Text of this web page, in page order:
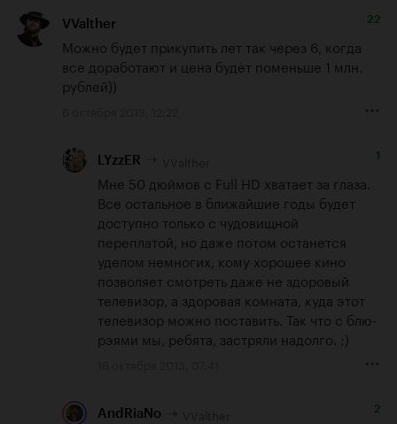
VValther 22
Можно будет прикупить лет так через 6, когда
все доработают и цена будет поменьше 1 млн.
рублей))
LYzzER 1
Мне 50 дюймов с Full HD хватает за глаза.
Все остальное в ближайшие годы будет
доступно только с чудовищной
переплатой, но даже потом останется
уделом немногих, кому хорошее кино
позволяет смотреть даже не здоровый
телевизор, а здоровая комната, куда этот
телевизор можно поставить. Так что с блю-
рэями мы, ребята, застряли надолго. :)
AndRiaNo 2